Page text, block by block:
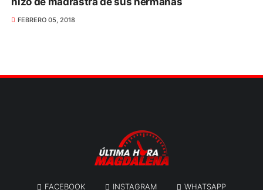
FEBRERO 05, 2018
FACEBOOK INSTAGRAM WHATSAPP